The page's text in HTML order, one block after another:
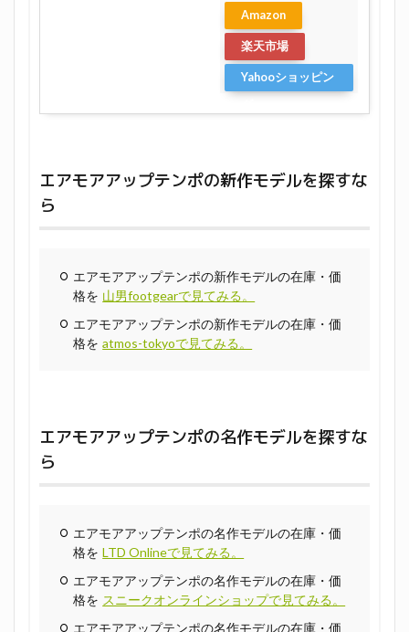
Amazon
楽天市場
Yahooショッピン
エアモアアップテンポの新作モデルを探すな
ら
エアモアアップテンポの新作モデルの在庫・価
格を 山男footgearで見てみる。
エアモアアップテンポの新作モデルの在庫・価
格を atmos-tokyoで見てみる。
エアモアアップテンポの名作モデルを探すな
ら
エアモアアップテンポの名作モデルの在庫・価
格を LTD Onlineで見てみる。
エアモアアップテンポの名作モデルの在庫・価
格を スニークオンラインショップで見てみる。
エアモアアップテンポの名作モデルの在庫・価